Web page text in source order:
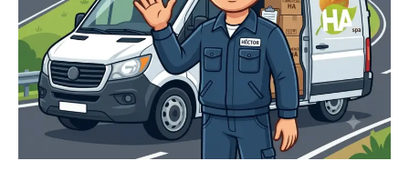
MANI CONFITADO FRUTILLA 1KG
$4.000
AÑADIR AL CARRITO